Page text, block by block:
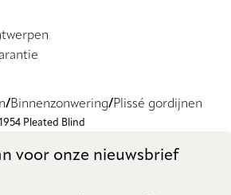
Binnenzonwering Plissé gordijnen
Pleated Blind
voor onze nieuwsbrief